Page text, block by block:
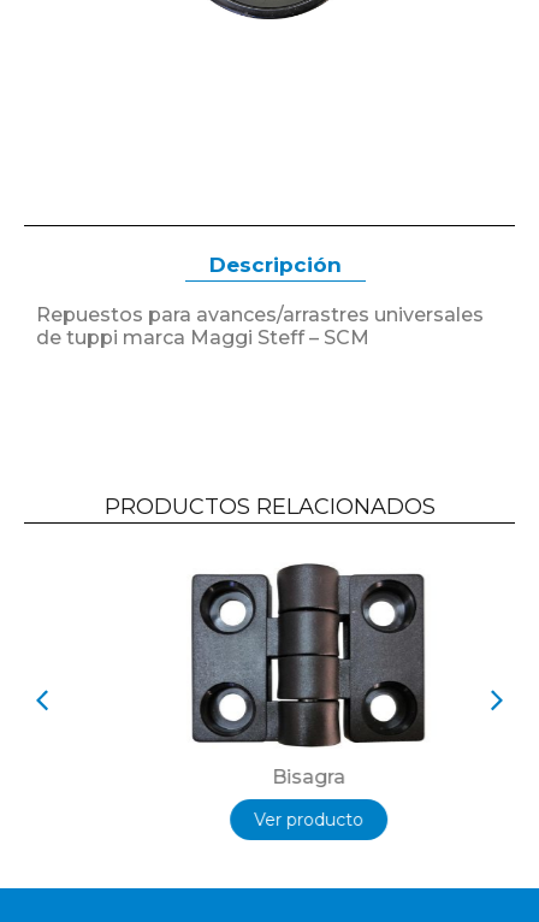
Descripción
Repuestos para avances/arrastres universales
de tuppi marca Maggi Steff – SCM
PRODUCTOS RELACIONADOS
Bisagra
Ver producto